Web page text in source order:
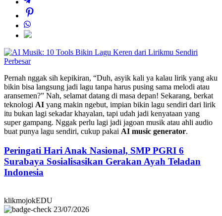
Perbesar
Pernah nggak sih kepikiran, “Duh, asyik kali ya kalau lirik yang aku
bikin bisa langsung jadi lagu tanpa harus pusing sama melodi atau
aransemen?” Nah, selamat datang di masa depan! Sekarang, berkat
teknologi AI yang makin ngebut, impian bikin lagu sendiri dari lirik
itu bukan lagi sekadar khayalan, tapi udah jadi kenyataan yang
super gampang. Nggak perlu lagi jadi jagoan musik atau ahli audio
buat punya lagu sendiri, cukup pakai AI music generator.
Peringati Hari Anak Nasional, SMP PGRI 6
Surabaya Sosialisasikan Gerakan Ayah Teladan
Indonesia
klikmojokEDU
23/07/2026